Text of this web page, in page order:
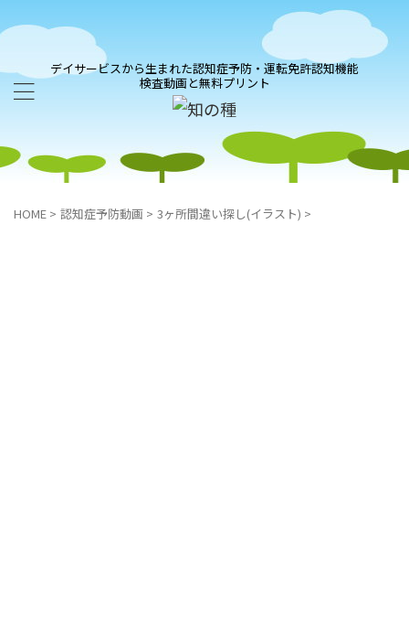
デイサービスから生まれた認知症予防・運転免許認知機能
検査動画と無料プリント
HOME > 認知症予防動画 > 3ヶ所間違い探し(イラスト) >